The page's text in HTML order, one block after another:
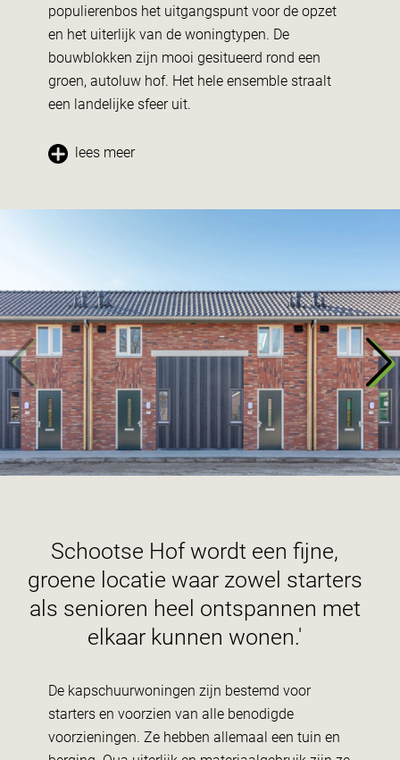
populierenbos het uitgangspunt voor de opzet
en het uiterlijk van de woningtypen. De
bouwblokken zijn mooi gesitueerd rond een
groen, autoluw hof. Het hele ensemble straalt
een landelijke sfeer uit.
lees meer
Schootse Hof wordt een fijne,
groene locatie waar zowel starters
als senioren heel ontspannen met
elkaar kunnen wonen.'
De kapschuurwoningen zijn bestemd voor
starters en voorzien van alle benodigde
voorzieningen. Ze hebben allemaal een tuin en